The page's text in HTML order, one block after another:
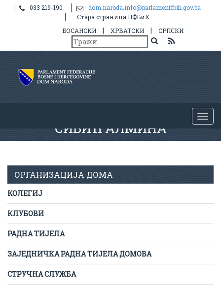
033 219-190
dom.naroda.info@parlamentfbih.gov.ba
Стара страница ПФБиХ
БОСАНСКИ
| ХРВАТСКИ | СРПСКИ
СИВИЋ АЛМИНА
ОРГАНИЗАЦИЈА ДОМА
КОЛЕГИЈ
КЛУБОВИ
РАДНА ТИЈЕЛА
ЗАЈЕДНИЧКА РАДНА ТИЈЕЛА ДОМОВА
СТРУЧНА СЛУЖБА